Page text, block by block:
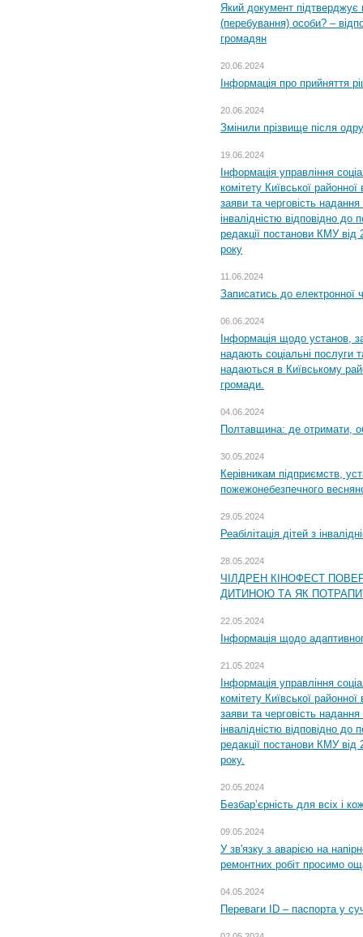
Який документ підтверджує
(перебування) особи? –
громадян
20.06.2024
Інформація про прийняття
20.06.2024
Змінили прізвище після
19.06.2024
Інформація управління
комітету Київської
заяви та черговість надання
інвалідністю відповідно
редакції постанови КМУ
року
11.06.2024
Записатись до електронної
06.06.2024
Інформація щодо установ,
надають соціальні послуги
надаються в Київському
громади.
04.06.2024
Полтавщина: де отримати,
30.05.2024
Керівникам підприємств,
пожежонебезпечного
29.05.2024
Реабілітація дітей з
28.05.2024
ЧІЛДРЕН КІНОФЕСТ
ДИТИНОЮ ТА ЯК
22.05.2024
Інформація щодо
21.05.2024
Інформація управління
комітету Київської
заяви та черговість надання
інвалідністю відповідно
редакції постанови КМУ від
року.
20.05.2024
Безбар’єрність для всіх і
09.05.2024
У зв'язку з аварією на
ремонтних робіт просимо
04.05.2024
Переваги ID – паспорта у